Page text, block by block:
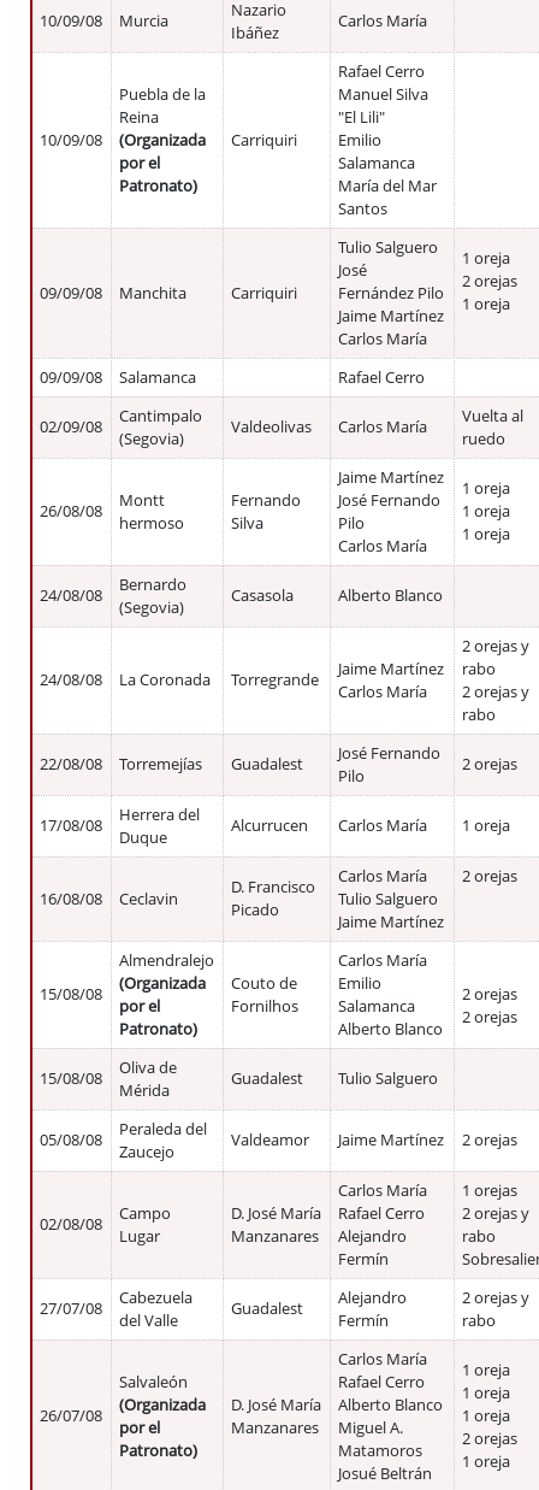
10/09/08 Murcia
Nazario
Ibáñez
Carlos María
10/09/08
Puebla de la
Reina
(Organizada
por el
Patronato)
Carriquiri
Rafael Cerro
Manuel Silva
"El Lili"
Emilio
Salamanca
María del Mar
Santos
09/09/08 Manchita Carriquiri
Tulio Salguero
José
Fernández Pilo
Jaime Martínez
Carlos María
1 oreja
2 orejas
1 oreja
09/09/08 Salamanca Rafael Cerro
02/09/08
Cantimpalo
(Segovia)
Valdeolivas Carlos María
Vuelta al
ruedo
26/08/08
Montt
hermoso
Fernando
Silva
Jaime Martínez
José Fernando
Pilo
Carlos María
1 oreja
1 oreja
1 oreja
24/08/08
Bernardo
(Segovia)
Casasola Alberto Blanco
24/08/08 La Coronada Torregrande
Jaime Martínez
Carlos María
2 orejas y
rabo
2 orejas y
rabo
22/08/08 Torremejías Guadalest
José Fernando
Pilo
2 orejas
17/08/08
Herrera del
Duque
Alcurrucen Carlos María 1 oreja
16/08/08 Ceclavin
D. Francisco
Picado
Carlos María
Tulio Salguero
Jaime Martínez
2 orejas
15/08/08
Almendralejo
(Organizada
por el
Patronato)
Couto de
Fornilhos
Carlos María
Emilio
Salamanca
Alberto Blanco
2 orejas
2 orejas
15/08/08
Oliva de
Mérida
Guadalest Tulio Salguero
05/08/08
Peraleda del
Zaucejo
Valdeamor Jaime Martínez 2 orejas
02/08/08
Campo
Lugar
D. José María
Manzanares
Carlos María
Rafael Cerro
Alejandro
Fermín
1 orejas
2 orejas y
rabo
27/07/08
Cabezuela
del Valle
Guadalest
Alejandro
Fermín
2 orejas y
rabo
26/07/08
Salvaleón
(Organizada
por el
Patronato)
D. José María
Manzanares
Carlos María
Rafael Cerro
Alberto Blanco
Miguel A.
Matamoros
Josué Beltrán
1 oreja
1 oreja
1 oreja
2 orejas
1 oreja